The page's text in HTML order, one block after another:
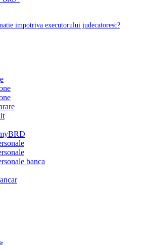
impotriva executorului judecatoresc?
banca